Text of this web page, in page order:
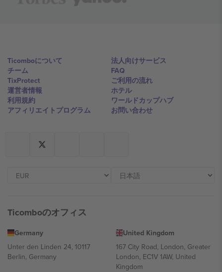
Ticomboについて
チーム
TixProtect
運営者情報
利用規約
アフィリエイトプログラム
法人向けサービス
FAQ
ご利用の流れ
ホテル
ワールドカップハブ
お問い合わせ
Ticomboのオフィス
Germany
Unter den Linden 24, 10117
Berlin, Germany
United Kingdom
167 City Road, London, Greater
London, EC1V 1AW, United
Kingdom